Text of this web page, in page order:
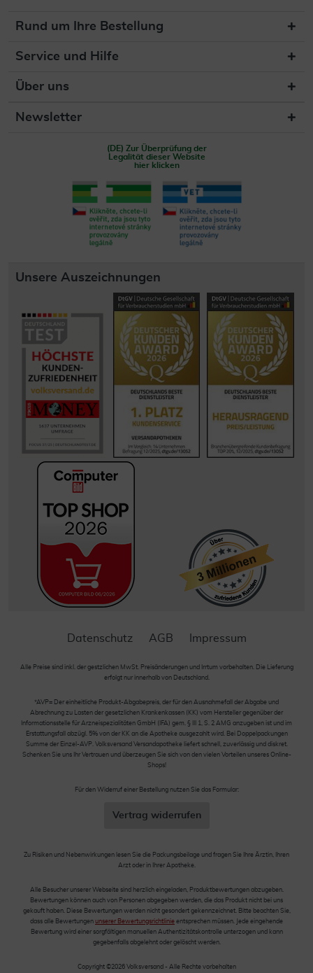
Rund um Ihre Bestellung
Service und Hilfe
Über uns
Newsletter
(DE) Zur Überprüfung der
Legalität dieser Website
hier klicken
Unsere Auszeichnungen
Datenschutz AGB Impressum
Alle Preise sind inkl. der gestzlichen MwSt. Preisänderungen und Irrtum vorbehalten. Die Lieferung
erfolgt nur innerhalb von Deutschland.
*AVP= Der einheitliche Produkt-Abgabepreis, der für den Ausnahmefall der Abgabe und
Abrechnung zu Lasten der gesetzlichen Krankenkassen (KK) vom Hersteller gegenüber der
Informationsstelle für Arzneispezialitäten GmbH (IFA) gem. § III 1, S. 2 AMG anzugeben ist und im
Erstattungsfall abzügl. 5% von der KK an die Apotheke ausgezahlt wird. Bei Doppelpackungen
Summe der Einzel-AVP. Volksversand Versandapotheke liefert schnell, zuverlässig und diskret.
Schenken Sie uns Ihr Vertrauen und überzeugen Sie sich von den vielen Vorteilen unseres Online-
Shops!
Für den Widerruf einer Bestellung nutzen Sie das Formular:
Vertrag widerrufen
Zu Risiken und Nebenwirkungen lesen Sie die Packungsbeilage und fragen Sie Ihre Ärztin, Ihren
Arzt oder in Ihrer Apotheke.
Alle Besucher unserer Webseite sind herzlich eingeladen, Produktbewertungen abzugeben.
Bewertungen können auch von Personen abgegeben werden, die das Produkt nicht bei uns
gekauft haben. Diese Bewertungen werden nicht gesondert gekennzeichnet. Bitte beachten Sie,
dass alle Bewertungen unserer Bewertungsrichtlinie entsprechen müssen. Jede eingehende
Bewertung wird einer sorgfältigen manuellen Authentizitätskontrolle unterzogen und kann
gegebenfalls abgelehnt oder gelöscht werden.
Copyright ©2026 Volksversand - Alle Rechte vorbehalten